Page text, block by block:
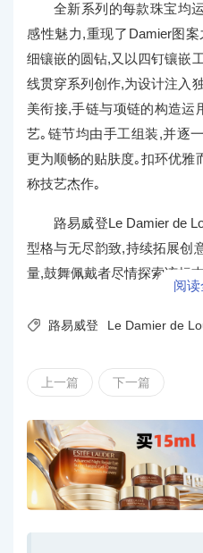
全新系列的每款珠宝均
感性魅力,重现了Damier图
细镶嵌的圆钻,又以四钉镶嵌
线贯穿系列创作,为设计注入
美衔接,手链与项链的构造运
艺｡链节均由手工组装,并逐
更为顺畅的贴肤度｡扣环优雅
称技艺杰作｡
路易威登Le Damier de
型格与无尽韵致,持续拓展创
量,鼓舞佩戴者尽情探索该标
阅
 路易威登 Le Damier de
上一篇 下一篇